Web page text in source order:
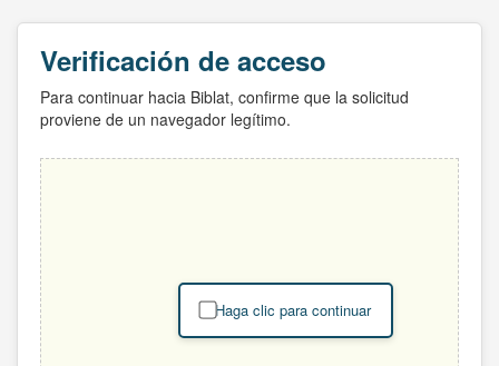
Verificación de acceso
Para continuar hacia Biblat, confirme que la solicitud
proviene de un navegador legítimo.
Haga clic para continuar